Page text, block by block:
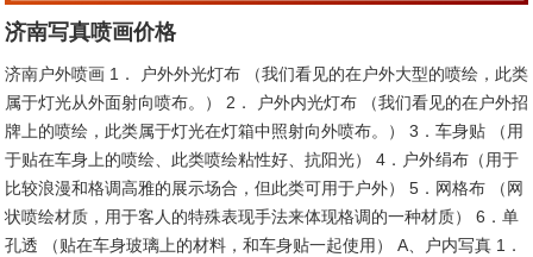
济南写真喷画价格
济南户外喷画 1． 户外外光灯布 （我们看见的在户外大型的喷绘，此类
属于灯光从外面射向喷布。） 2． 户外内光灯布 （我们看见的在户外招
牌上的喷绘，此类属于灯光在灯箱中照射向外喷布。） 3．车身贴 （用
于贴在车身上的喷绘、此类喷绘粘性好、抗阳光） 4．户外绢布（用于
比较浪漫和格调高雅的展示场合，但此类可用于户外） 5．网格布 （网
状喷绘材质，用于客人的特殊表现手法来体现格调的一种材质） 6．单
孔透 （贴在车身玻璃上的材料，和车身贴一起使用） A、户内写真 1．